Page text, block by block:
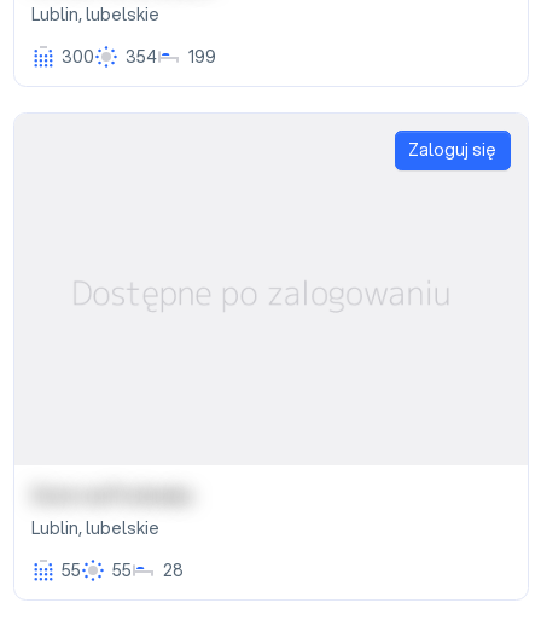
Lublin,lubelskie
300
354 199
Zaloguj się
Dom na Podwalu
Lublin,lubelskie
55
55 28